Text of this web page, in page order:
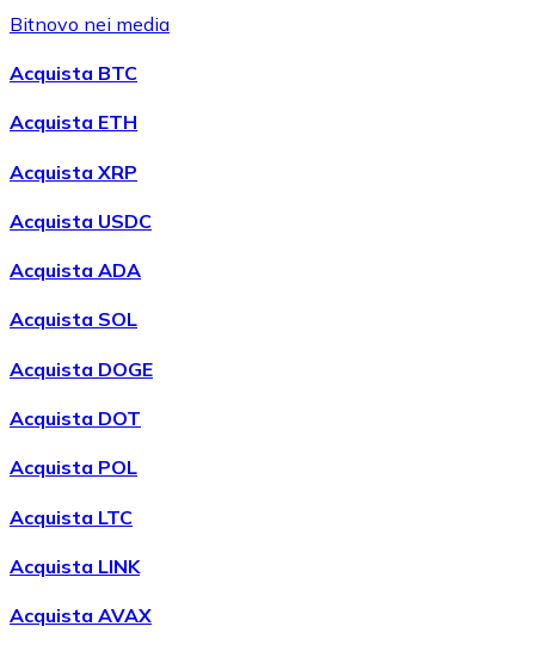
Bitnovo nei media
Acquista BTC
Acquista ETH
Acquista XRP
Acquista USDC
Acquista ADA
Acquista SOL
Acquista DOGE
Acquista DOT
Acquista POL
Acquista LTC
Acquista LINK
Acquista AVAX